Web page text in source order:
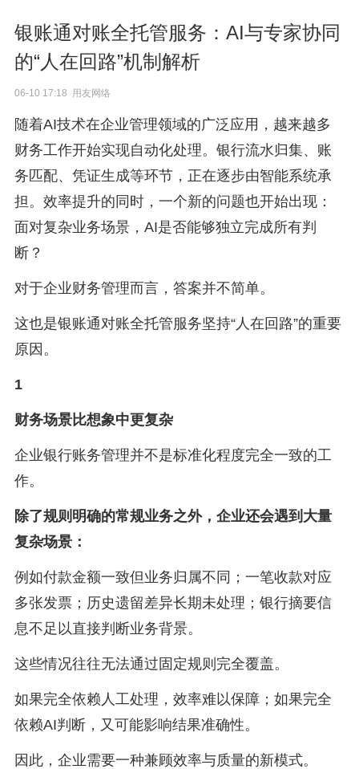
银账通对账全托管服务：AI与专家协同
的“人在回路”机制解析
06-10 17:18 用友网络
随着AI技术在企业管理领域的广泛应用，越来越多
财务工作开始实现自动化处理。银行流水归集、账
务匹配、凭证生成等环节，正在逐步由智能系统承
担。效率提升的同时，一个新的问题也开始出现：
面对复杂业务场景，AI是否能够独立完成所有判
断？
对于企业财务管理而言，答案并不简单。
这也是银账通对账全托管服务坚持“人在回路”的重要
原因。
1
财务场景比想象中更复杂
企业银行账务管理并不是标准化程度完全一致的工
作。
除了规则明确的常规业务之外，企业还会遇到大量
复杂场景：
例如付款金额一致但业务归属不同；一笔收款对应
多张发票；历史遗留差异长期未处理；银行摘要信
息不足以直接判断业务背景。
这些情况往往无法通过固定规则完全覆盖。
如果完全依赖人工处理，效率难以保障；如果完全
依赖AI判断，又可能影响结果准确性。
因此，企业需要一种兼顾效率与质量的新模式。